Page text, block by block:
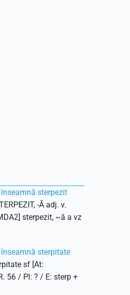
sterpezit
-Ă adj. v.
sterpezit, ~ă a vz
sterpitate
sf [At:
56 / Pl: ? / E: sterp +